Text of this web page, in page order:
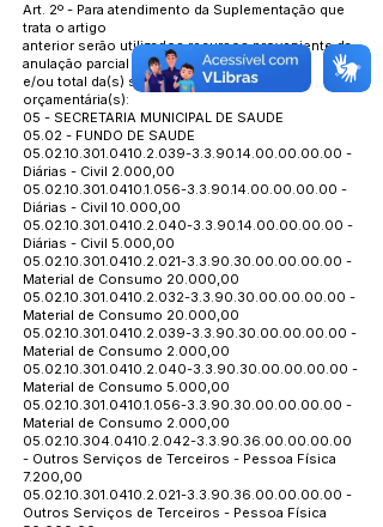
Art. 2º - Para atendimento da Suplementação que
trata o artigo
anterior serão utilizados recursos proveniente da
anulação parcial
e/ou total da(s) seguinte(s) dotação(ões)
orçamentária(s):
05 - SECRETARIA MUNICIPAL DE SAUDE
05.02 - FUNDO DE SAUDE
05.02.10.301.0410.2.039-3.3.90.14.00.00.00.00 -
Diárias - Civil 2.000,00
05.02.10.301.0410.1.056-3.3.90.14.00.00.00.00 -
Diárias - Civil 10.000,00
05.02.10.301.0410.2.040-3.3.90.14.00.00.00.00 -
Diárias - Civil 5.000,00
05.02.10.301.0410.2.021-3.3.90.30.00.00.00.00 -
Material de Consumo 20.000,00
05.02.10.301.0410.2.032-3.3.90.30.00.00.00.00 -
Material de Consumo 20.000,00
05.02.10.301.0410.2.039-3.3.90.30.00.00.00.00 -
Material de Consumo 2.000,00
05.02.10.301.0410.2.040-3.3.90.30.00.00.00.00 -
Material de Consumo 5.000,00
05.02.10.301.0410.1.056-3.3.90.30.00.00.00.00 -
Material de Consumo 2.000,00
05.02.10.304.0410.2.042-3.3.90.36.00.00.00.00
- Outros Serviços de Terceiros - Pessoa Física
7.200,00
05.02.10.301.0410.2.021-3.3.90.36.00.00.00.00 -
Outros Serviços de Terceiros - Pessoa Física